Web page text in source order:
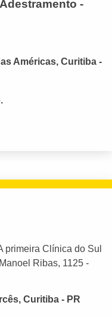
-
Américas, Curitiba -
primeira Clínica do Sul
Ribas, 1125 -
Curitiba - PR